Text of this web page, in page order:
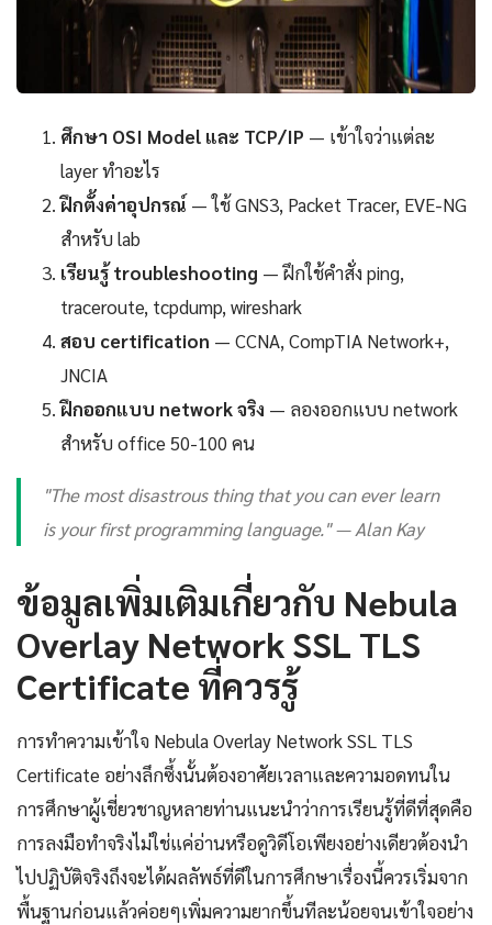
ศึกษา OSI Model และ TCP/IP — เข้าใจว่าแต่ละ
layer ทำอะไร
ฝึกตั้งค่าอุปกรณ์ — ใช้ GNS3, Packet Tracer, EVE-NG
สำหรับ lab
เรียนรู้ troubleshooting — ฝึกใช้คำสั่ง ping,
traceroute, tcpdump, wireshark
สอบ certification — CCNA, CompTIA Network+,
JNCIA
ฝึกออกแบบ network จริง — ลองออกแบบ network
สำหรับ office 50-100 คน
"The most disastrous thing that you can ever learn
is your first programming language." — Alan Kay
ข้อมูลเพิ่มเติมเกี่ยวกับ Nebula
Overlay Network SSL TLS
Certificate ที่ควรรู้
การทำความเข้าใจ Nebula Overlay Network SSL TLS
Certificate อย่างลึกซึ้งนั้นต้องอาศัยเวลาและความอดทนใน
การศึกษาผู้เชี่ยวชาญหลายท่านแนะนำว่าการเรียนรู้ที่ดีที่สุดคือ
การลงมือทำจริงไม่ใช่แค่อ่านหรือดูวิดีโอเพียงอย่างเดียวต้องนำ
ไปปฏิบัติจริงถึงจะได้ผลลัพธ์ที่ดีในการศึกษาเรื่องนี้ควรเริ่มจาก
พื้นฐานก่อนแล้วค่อยๆเพิ่มความยากขึ้นทีละน้อยจนเข้าใจอย่าง